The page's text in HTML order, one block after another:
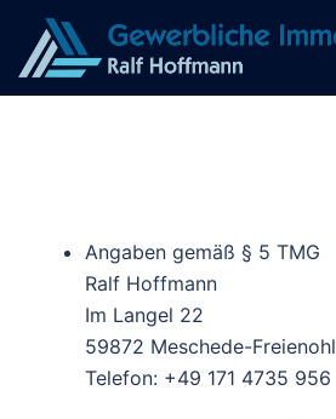
Inhalt
springen
Angaben gemäß § 5 TMG
Ralf Hoffmann
Im Langel 22
59872 Meschede-Freienohl
Telefon: +49 171 4735 956